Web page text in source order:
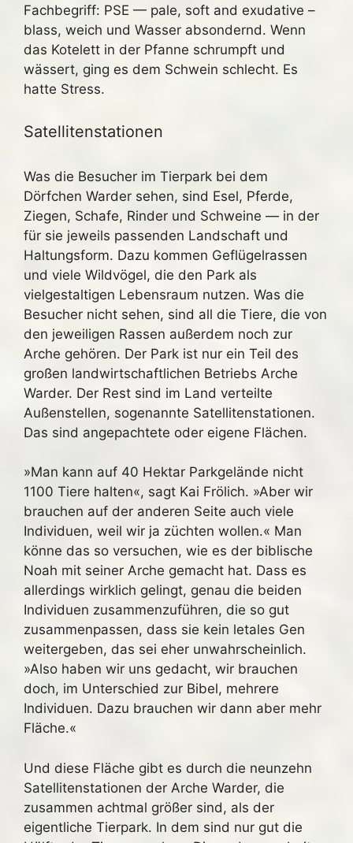
Fachbegriff: PSE — pale, soft and exudative –
blass, weich und Wasser absondernd. Wenn
das Kotelett in der Pfanne schrumpft und
wässert, ging es dem Schwein schlecht. Es
hatte Stress.
Satellitenstationen
Was die Besucher im Tierpark bei dem
Dörfchen Warder sehen, sind Esel, Pferde,
Ziegen, Schafe, Rinder und Schweine — in der
für sie jeweils passenden Landschaft und
Haltungsform. Dazu kommen Geflügelrassen
und viele Wildvögel, die den Park als
vielgestaltigen Lebensraum nutzen. Was die
Besucher nicht sehen, sind all die Tiere, die von
den jeweiligen Rassen außerdem noch zur
Arche gehören. Der Park ist nur ein Teil des
großen landwirtschaftlichen Betriebs Arche
Warder. Der Rest sind im Land verteilte
Außenstellen, sogenannte Satellitenstationen.
Das sind angepachtete oder eigene Flächen.
»Man kann auf 40 Hektar Parkgelände nicht
1100 Tiere halten«, sagt Kai Frölich. »Aber wir
brauchen auf der anderen Seite auch viele
Individuen, weil wir ja züchten wollen.« Man
könne das so versuchen, wie es der biblische
Noah mit seiner Arche gemacht hat. Dass es
allerdings wirklich gelingt, genau die beiden
Individuen zusammenzuführen, die so gut
zusammenpassen, dass sie kein letales Gen
weitergeben, das sei eher unwahrscheinlich.
»Also haben wir uns gedacht, wir brauchen
doch, im Unterschied zur Bibel, mehrere
Individuen. Dazu brauchen wir dann aber mehr
Fläche.«
Und diese Fläche gibt es durch die neunzehn
Satellitenstationen der Arche Warder, die
zusammen achtmal größer sind, als der
eigentliche Tierpark. In dem sind nur gut die